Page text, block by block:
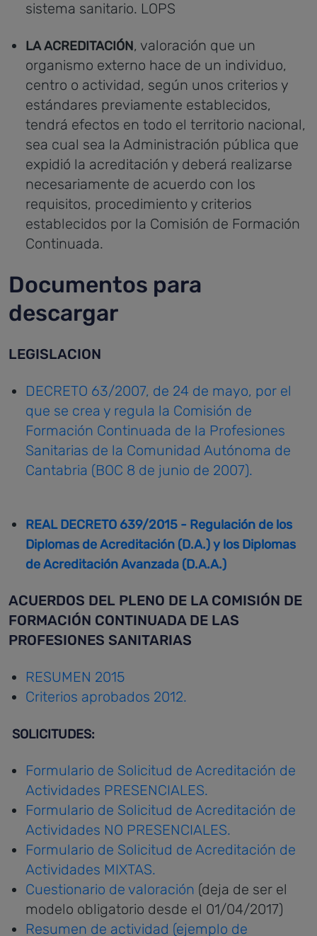
sistema sanitario. LOPS
LA ACREDITACIÓN, valoración que un
organismo externo hace de un individuo,
centro o actividad, según unos criterios y
estándares previamente establecidos,
tendrá efectos en todo el territorio nacional,
sea cual sea la Administración pública que
expidió la acreditación y deberá realizarse
necesariamente de acuerdo con los
requisitos, procedimiento y criterios
establecidos por la Comisión de Formación
Continuada.
Documentos para
descargar
LEGISLACION
DECRETO 63/2007, de 24 de mayo, por el
que se crea y regula la Comisión de
Formación Continuada de la Profesiones
Sanitarias de la Comunidad Autónoma de
Cantabria (BOC 8 de junio de 2007).
REAL DECRETO 639/2015 - Regulación de los
Diplomas de Acreditación (D.A.) y los Diplomas
de Acreditación Avanzada (D.A.A.)
ACUERDOS DEL PLENO DE LA COMISIÓN DE
FORMACIÓN CONTINUADA DE LAS
PROFESIONES SANITARIAS
RESUMEN 2015
Criterios aprobados 2012.
SOLICITUDES:
Formulario de Solicitud de Acreditación de
Actividades PRESENCIALES.
Formulario de Solicitud de Acreditación de
Actividades NO PRESENCIALES.
Formulario de Solicitud de Acreditación de
Actividades MIXTAS.
Cuestionario de valoración (deja de ser el
modelo obligatorio desde el 01/04/2017)
Resumen de actividad (ejemplo de